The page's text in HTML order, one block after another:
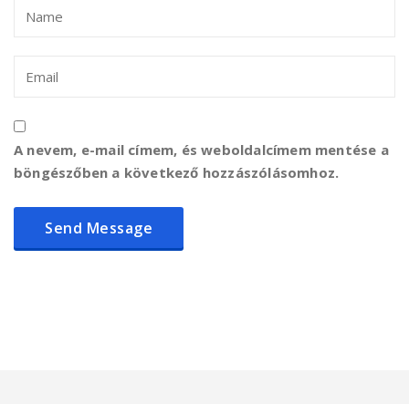
A nevem, e-mail címem, és weboldalcímem mentése a
böngészőben a következő hozzászólásomhoz.